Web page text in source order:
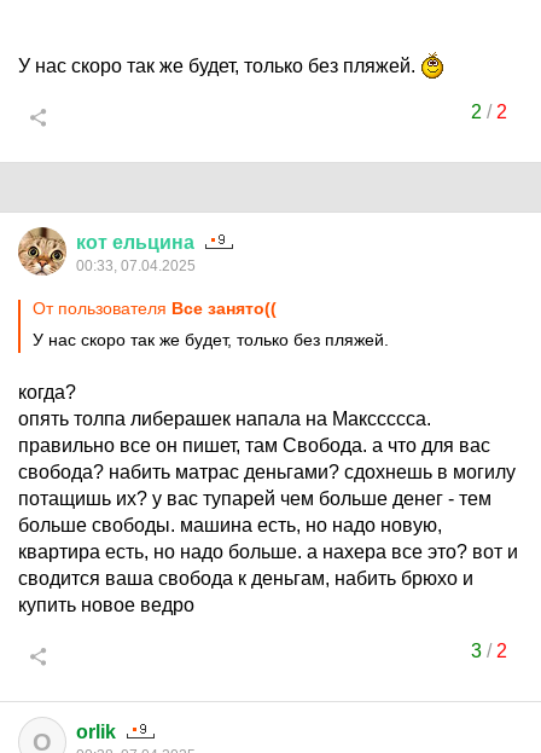
У нас скоро так же будет, только без пляжей.
2 / 2
кот ельцина
00:33, 07.04.2025
От пользователя Все занято((
У нас скоро так же будет, только без пляжей.
когда?
опять толпа либерашек напала на Макссссса.
правильно все он пишет, там Свобода. а что для вас
свобода? набить матрас деньгами? сдохнешь в могилу
потащишь их? у вас тупарей чем больше денег - тем
больше свободы. машина есть, но надо новую,
квартира есть, но надо больше. а нахера все это? вот и
сводится ваша свобода к деньгам, набить брюхо и
купить новое ведро
3/ 2
O orlik